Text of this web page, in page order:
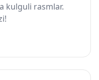
kulguli rasmlar.